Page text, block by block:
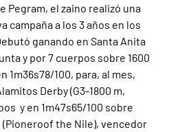
Pegram, el zaino realizó una
campaña a los 3 años en los
ganando en Santa Anita
y por 7 cuerpos sobre 1600
1m36s78/100, para, al mes,
Derby (G3-1800 m,
y en 1m47s65/100 sobre
(Pioneroof the Nile), vencedor